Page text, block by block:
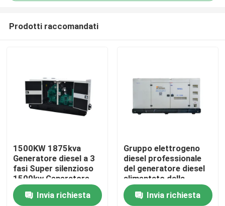
Casa
Prodotti
Prodotti raccomandati
1500KW 1875kva
Generatore diesel a 3
fasi Super silenzioso
1500kw Generatore
centrale elettrica per
data center 50/60Hz
Invia richiesta
Gruppo elettrogeno
diesel professionale
del generatore diesel
alimentato dalla
centrale elettrica
aperta silenziosa
Invia richiesta